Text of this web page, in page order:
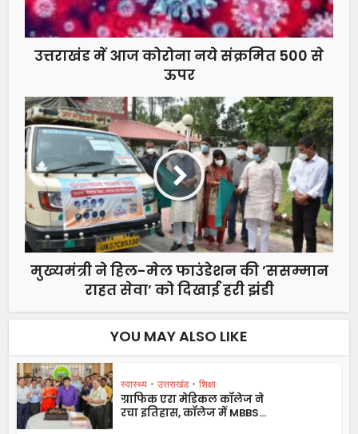
उत्तराखंड में आज कोरोना नये संक्रमित 500 से
ऊपर
मुख्यमंत्री ने हिल-मेल फाउंडेशन की ’ससम्मान
राहत सेवा’ को दिखाई हरी झंडी
YOU MAY ALSO LIKE
स्वास्थ्य • उत्तराखंड • शिक्षा
ग्राफिक एरा मेडिकल कॉलेज ने
रचा इतिहास, कॉलेज में MBBS...